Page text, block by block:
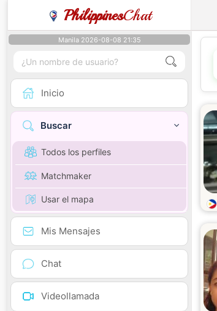
PhilippinesChat
Manila 2026-08-08 21:35
Inicio
Buscar
Todos los perfiles
Matchmaker
Usar el mapa
Mis Mensajes
Chat
Videollamada